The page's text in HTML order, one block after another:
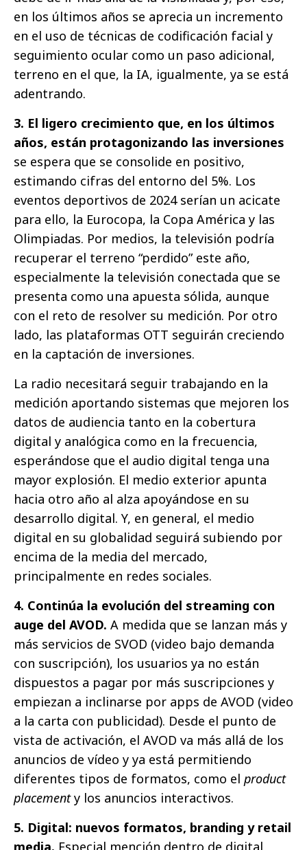
en los últimos años se aprecia un incremento
en el uso de técnicas de codificación facial y
seguimiento ocular como un paso adicional,
terreno en el que, la IA, igualmente, ya se está
adentrando.
3. El ligero crecimiento que, en los últimos
años, están protagonizando las inversiones
se espera que se consolide en positivo,
estimando cifras del entorno del 5%. Los
eventos deportivos de 2024 serían un acicate
para ello, la Eurocopa, la Copa América y las
Olimpiadas. Por medios, la televisión podría
recuperar el terreno “perdido” este año,
especialmente la televisión conectada que se
presenta como una apuesta sólida, aunque
con el reto de resolver su medición. Por otro
lado, las plataformas OTT seguirán creciendo
en la captación de inversiones.
La radio necesitará seguir trabajando en la
medición aportando sistemas que mejoren los
datos de audiencia tanto en la cobertura
digital y analógica como en la frecuencia,
esperándose que el audio digital tenga una
mayor explosión. El medio exterior apunta
hacia otro año al alza apoyándose en su
desarrollo digital. Y, en general, el medio
digital en su globalidad seguirá subiendo por
encima de la media del mercado,
principalmente en redes sociales.
4. Continúa la evolución del streaming con
auge del AVOD. A medida que se lanzan más y
más servicios de SVOD (video bajo demanda
con suscripción), los usuarios ya no están
dispuestos a pagar por más suscripciones y
empiezan a inclinarse por apps de AVOD (video
a la carta con publicidad). Desde el punto de
vista de activación, el AVOD va más allá de los
anuncios de vídeo y ya está permitiendo
diferentes tipos de formatos, como el product
placementy los anuncios interactivos.
5. Digital: nuevos formatos, branding y retail
media. Especial mención dentro de digital